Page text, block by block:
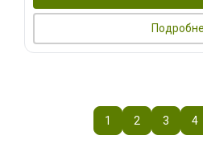
1 2 3 4